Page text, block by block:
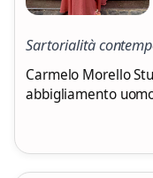
Sartorialità
Carmelo Morello
abbigliamento